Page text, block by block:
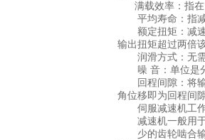
满载效率：指
平均寿命：指减
额定扭矩：减速
输出扭矩超过两倍
润滑方式：无需
噪 音：单位是分
回程间隙：将输
角位移即为回程间
伺服减速机工
减速机一般用于
少的齿轮啮合输